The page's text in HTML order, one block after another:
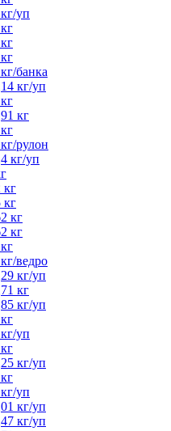
уп
банка
кг/уп
кг
рулон
кг/уп
кг
кг
кг
кг
ведро
кг/уп
кг
кг/уп
уп
кг/уп
уп
кг/уп
кг/уп